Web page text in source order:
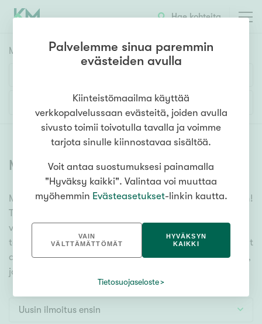
Hae kohteita
Myyntikohteet
1h 2h 3h 4h 5h+
Asuntotyyppi
Kerros-/luhtitalo
Rivitalo/paritalo
Omakoti-/erillistalo
Maa- tai metsätila
Vapaa-ajan asunto
Lisää hakuehtoja
Myytävät asunnot (6356)
Meiltä löydät myytävät asunnot, oli tarpeesi mikä vain!
Tuhansien kohteiden ja satojen kiinteistönvälittäjien
verkostomme auttaa sinua kenties elämäsi
tärkeimmässä päätöksessä. Katso alta kaikki myytävät
asunnot. Hyödynnä myös kätevää hakutyökaluamme,
jonka avulla löydät omien toiveidesi mukaisen kodin.
Uusin ilmoitus ensin
Palvelemme sinua paremmin
evästeiden avulla
Kiinteistömaailma käyttää
verkkopalvelussaan evästeitä, joiden avulla
sivusto toimii toivotulla tavalla ja voimme
tarjota sinulle kiinnostavaa sisältöä.
Voit antaa suostumuksesi painamalla
"Hyväksy kaikki". Valintaa voi muuttaa
myöhemmin Evästeasetukset-linkin kautta.
VAIN
VÄLTTÄMÄTTÖMÄT
HYVÄKSYN
KAIKKI
Tietosuojaseloste